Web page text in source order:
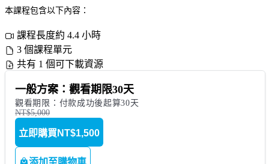
本課程包含以下內容：
課程長度約 4.4 小時
3 個課程單元
共有 1 個可下載資源
一般方案：觀看期限30天
觀看期限：付款成功後起算30天
NT$5,000
立即購買 NT$1,500
添加至購物車